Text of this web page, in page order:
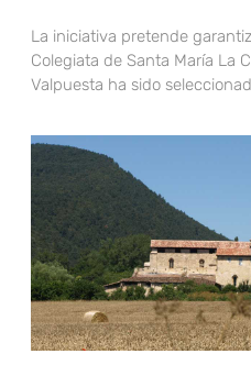
La iniciativa pretende
Colegiata de Santa María La
Valpuesta ha sido